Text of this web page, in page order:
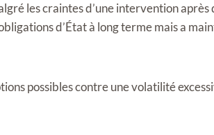
les craintes d’une intervention après
d’État à long terme mais a
possibles contre une volatilité